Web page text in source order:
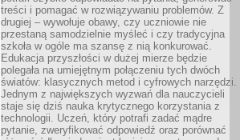
treści i pomagać w rozwiązywaniu problemów. Z
drugiej – wywołuje obawy, czy uczniowie nie
przestaną samodzielnie myśleć i czy tradycyjna
szkoła w ogóle ma szansę z nią konkurować.
Edukacja przyszłości w dużej mierze będzie
polegała na umiejętnym połączeniu tych dwóch
światów: klasycznych metod i cyfrowych narzędzi.
Jednym z największych wyzwań dla nauczycieli
staje się dziś nauka krytycznego korzystania z
technologii. Uczeń, który potrafi zadać mądre
pytanie, zweryfikować odpowiedź oraz porównać